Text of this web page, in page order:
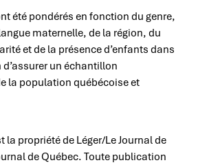
été pondérés en fonction du genre,
maternelle, de la région, du
et de la présence d’enfants dans
un échantillon
la population québécoise et
la propriété de Léger/Le Journal de
de Québec. Toute publication